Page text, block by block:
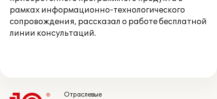
рамках информационно-технологического
сопровождения, рассказал о работе бесплатной
линии консультаций.
Отраслевые